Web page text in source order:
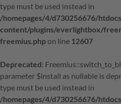
type must be used instead in
/homepages/4/d730256676/
content/plugins/everlightbox/
freemius.phpon line 12607
Deprecated:
parameter $install as nullable is
type must be used instead in
/homepages/4/d730256676/